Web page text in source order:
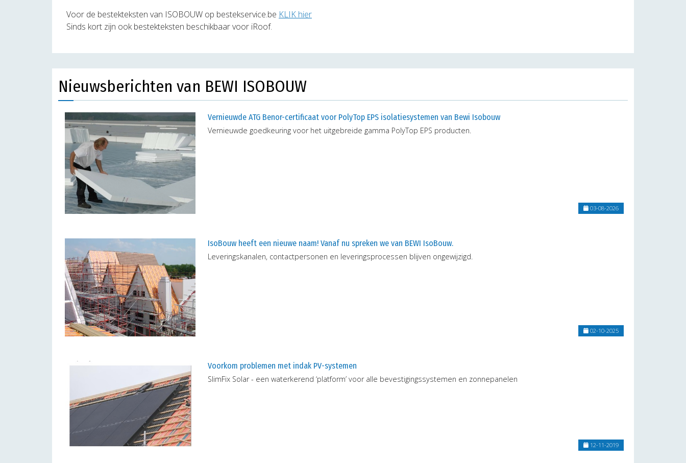
Voor de bestekteksten van ISOBOUW op bestekservice.be KLIK hier
Sinds kort zijn ook bestekteksten beschikbaar voor iRoof.
Nieuwsberichten van BEWI ISOBOUW
Vernieuwde ATG Benor-certificaat voor PolyTop EPS isolatiesystemen van Bewi Isobouw
Vernieuwde goedkeuring voor het uitgebreide gamma PolyTop EPS producten.
03-08-2026
IsoBouw heeft een nieuwe naam! Vanaf nu spreken we van BEWI IsoBouw.
Leveringskanalen, contactpersonen en leveringsprocessen blijven ongewijzigd.
02-10-2025
Voorkom problemen met indak PV-systemen
SlimFix Solar - een waterkerend ‘platform’ voor alle bevestigingssystemen en zonnepanelen
12-11-2019